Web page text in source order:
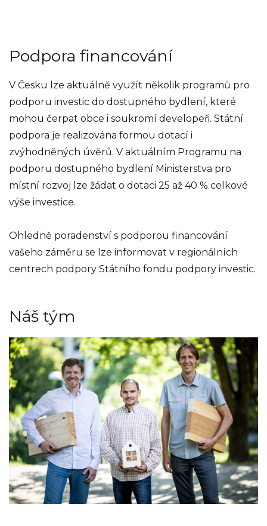
Podpora financování
V Česku lze aktuálně využít několik programů pro
podporu investic do dostupného bydlení, které
mohou čerpat obce i soukromí developeři. Státní
podpora je realizována formou dotací i
zvýhodněných úvěrů. V aktuálním Programu na
podporu dostupného bydlení Ministerstva pro
místní rozvoj lze žádat o dotaci 25 až 40 % celkové
výše investice.
Ohledně poradenství s podporou financování
vašeho záměru se lze informovat v regionálních
centrech podpory Státního fondu podpory investic.
Náš tým